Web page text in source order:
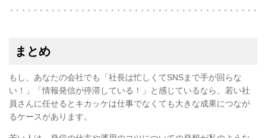
まとめ
もし、あなたの会社でも「社長は忙しくてSNSまで手が回らな
い！」「情報発信が停滞している！」と感じているなら、若い社
員さんに任せるとキカッケは仕事でなくても大きな成果につなが
るケースがあります。